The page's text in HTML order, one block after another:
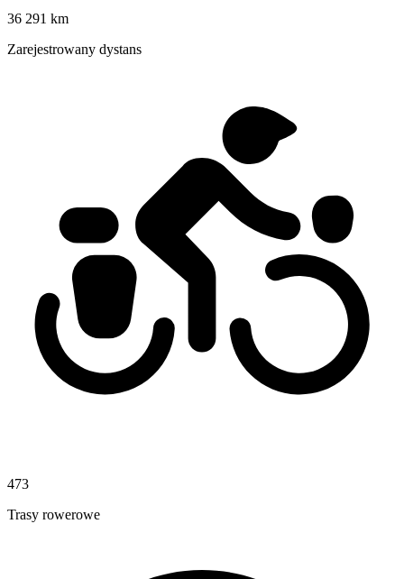
36 291 km
Zarejestrowany dystans
473
Trasy rowerowe